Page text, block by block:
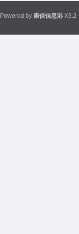
Powered by 康保信息港 X3.2